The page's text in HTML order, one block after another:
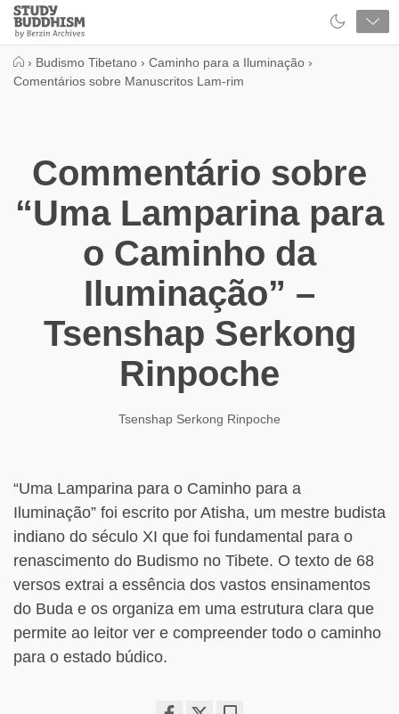
Close
Study
Buddhism
› Budismo Tibetano › Caminho para a Iluminação ›
Comentários sobre Manuscritos Lam-rim
Commentário sobre
“Uma Lamparina para
o Caminho da
Iluminação” –
Tsenshap Serkong
Rinpoche
Tsenshap Serkong Rinpoche
“Uma Lamparina para o Caminho para a
Iluminação” foi escrito por Atisha, um mestre budista
indiano do século XI que foi fundamental para o
renascimento do Budismo no Tibete. O texto de 68
versos extrai a essência dos vastos ensinamentos
do Buda e os organiza em uma estrutura clara que
permite ao leitor ver e compreender todo o caminho
para o estado búdico.